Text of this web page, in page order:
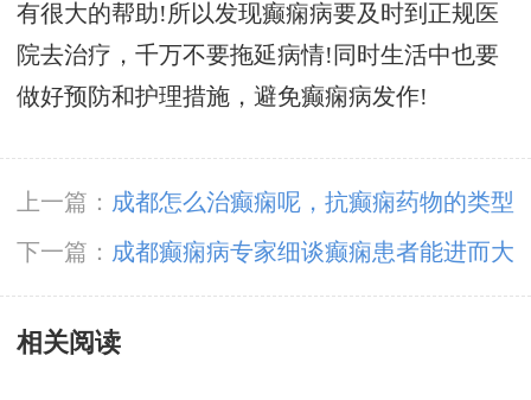
有很大的帮助!所以发现癫痫病要及时到正规医
院去治疗，千万不要拖延病情!同时生活中也要
做好预防和护理措施，避免癫痫病发作!
上一篇： 成都怎么治癫痫呢，抗癫痫药物的类型
主要有哪些?
下一篇： 成都癫痫病专家细谈癫痫患者能进而大
量运动吗?
相关阅读